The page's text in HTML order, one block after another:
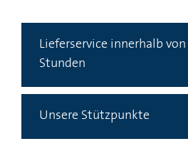
Lieferservice innerhalb
Stunden
Unsere Stützpunkte